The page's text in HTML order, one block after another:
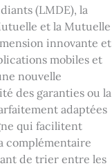
(LMDE), la
et la Mutuelle
innovante et
mobiles et
nouvelle
des garanties ou la
adaptées
qui facilitent
complémentaire
de trier entre les